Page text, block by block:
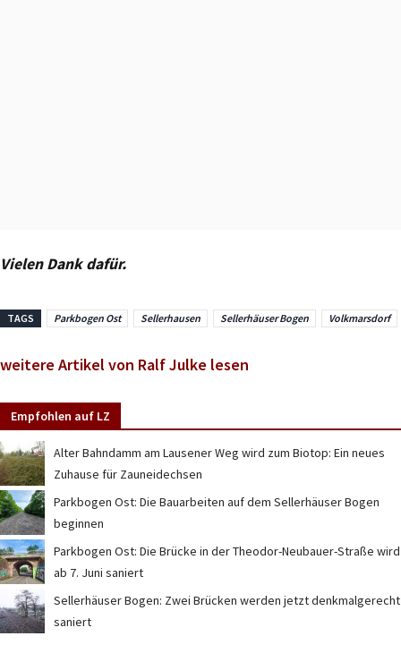
Vielen Dank dafür.
TAGS Parkbogen Ost Sellerhausen Sellerhäuser Bogen Volkmarsdorf
weitere Artikel von Ralf Julke lesen
Empfohlen auf LZ
Alter Bahndamm am Lausener Weg wird zum Biotop: Ein neues
Zuhause für Zauneidechsen
Parkbogen Ost: Die Bauarbeiten auf dem Sellerhäuser Bogen
beginnen
Parkbogen Ost: Die Brücke in der Theodor-Neubauer-Straße wird
ab 7. Juni saniert
Sellerhäuser Bogen: Zwei Brücken werden jetzt denkmalgerecht
saniert